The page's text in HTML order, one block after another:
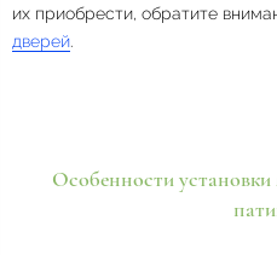
их приобрести, обратите
дверей.
Особенности